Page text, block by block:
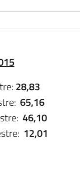
28,83
65,16
46,10
12,01